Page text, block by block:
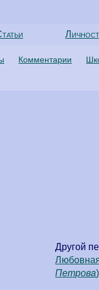
Комментарии
Другой
Петрова)